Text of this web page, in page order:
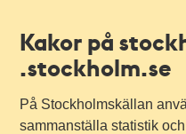
Kakor på
.stockholm.se
På Stockholmskällan
sammanställa statistik